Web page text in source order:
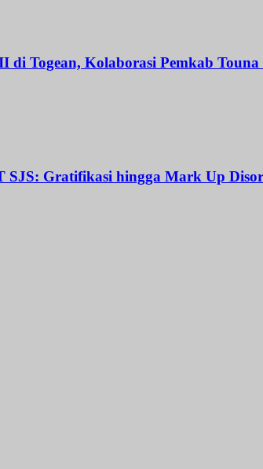
Togean, Kolaborasi Pemkab
SJS: Gratifikasi hingga Mark Up